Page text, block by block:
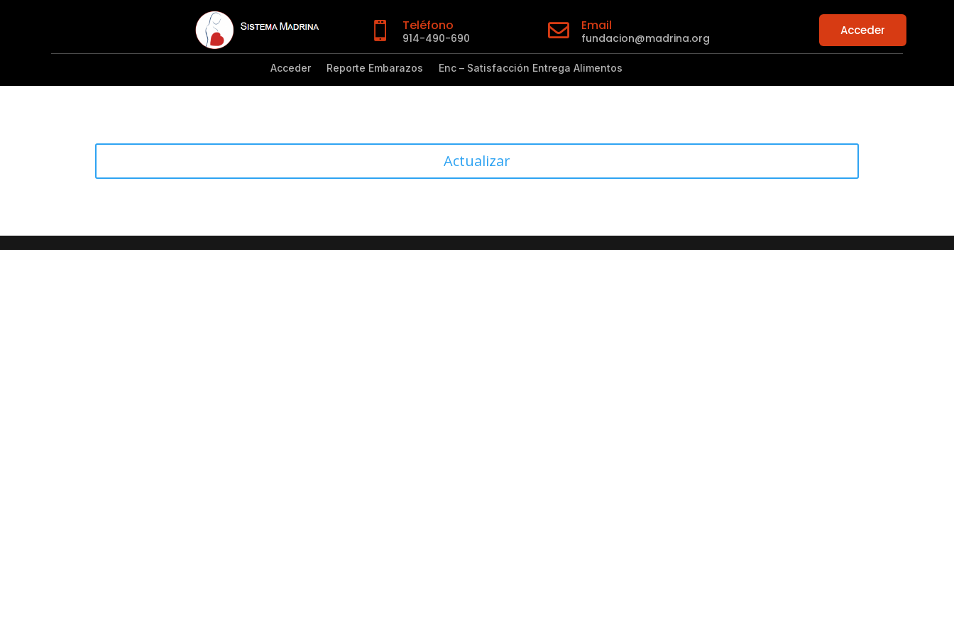
 Teléfono
914-490-690  Email
fundacion@madrina.org
Acceder
Acceder Reporte Embarazos Enc – Satisfacción Entrega Alimentos
Actualizar